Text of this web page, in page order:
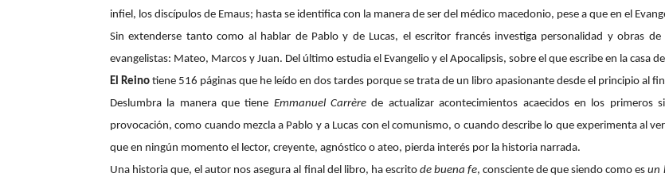
infiel, los discípulos de Emaus; hasta se identifica con la manera de ser del médico macedonio, pese a que en el
Sin extenderse tanto como al hablar de Pablo y de Lucas, el escritor francés investiga personalidad y obras
evangelistas: Mateo, Marcos y Juan. Del último estudia el Evangelio y el Apocalipsis, sobre el que escribe en la casa
El Reino tiene 516 páginas que he leído en dos tardes porque se trata de un libro apasionante desde el principio al
Deslumbra la manera que tiene Emmanuel Carrère de actualizar acontecimientos acaecidos en los primeros
provocación, como cuando mezcla a Pablo y a Lucas con el comunismo, o cuando describe lo que experimenta al
que en ningún momento el lector, creyente, agnóstico o ateo, pierda interés por la historia narrada.
Una historia que, el autor nos asegura al final del libro, ha escrito de buena fe, consciente de que siendo como esun